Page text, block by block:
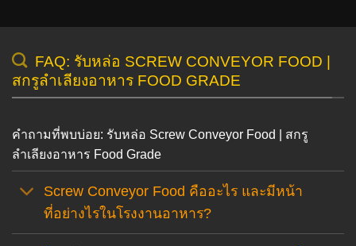
FAQ: รับหล่อ SCREW CONVEYOR FOOD |
สกรูลำเลียงอาหาร FOOD GRADE
คำถามที่พบบ่อย: รับหล่อ Screw Conveyor Food | สกรู
ลำเลียงอาหาร Food Grade
Screw Conveyor Food คืออะไร และมีหน้า
ที่อย่างไรในโรงงานอาหาร?